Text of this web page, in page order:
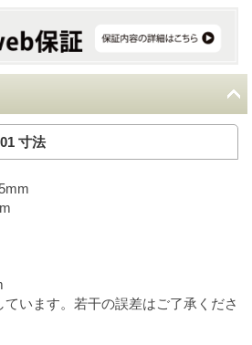
寸法
います。若干の誤差はご了承くださ